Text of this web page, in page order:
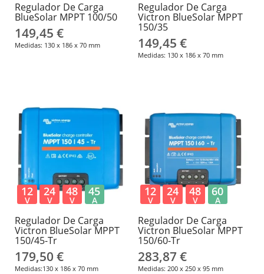
Regulador De Carga
BlueSolar MPPT 100/50
149,45 €
Medidas: 130 x 186 x 70 mm
Regulador De Carga
Victron BlueSolar MPPT
150/35
149,45 €
Medidas: 130 x 186 x 70 mm
Regulador De Carga
Victron BlueSolar MPPT
150/45-Tr
179,50 €
Medidas:130 x 186 x 70 mm
12
V
24
V
48
V
45
A
Regulador De Carga
Victron BlueSolar MPPT
150/60-Tr
283,87 €
Medidas: 200 x 250 x 95 mm
12
V
24
V
48
V
60
A